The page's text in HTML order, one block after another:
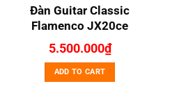
Đàn Guitar Classic
Flamenco JX20ce
5.500.000₫
ADD TO CART